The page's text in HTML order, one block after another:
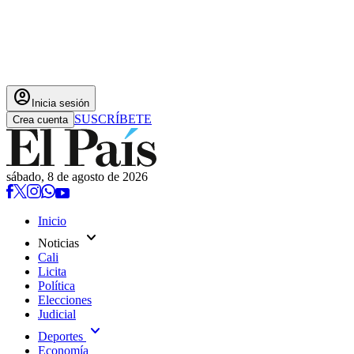
account_circle Inicia sesión
Crea cuenta SUSCRÍBETE
sábado, 8 de agosto de 2026
Inicio
Noticias expand_more
Cali
Licita
Política
Elecciones
Judicial
Deportes expand_more
Economía